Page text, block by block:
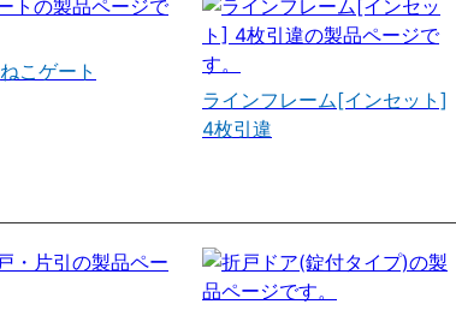
ねこゲート
ラインフレーム[インセット]
4枚引違